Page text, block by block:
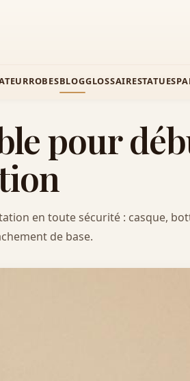
ROBESBLOGGLOSSAIRESTATUES
pour
en toute sécurité : casque,
de base.